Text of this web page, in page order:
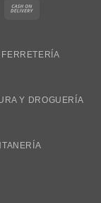
MasterCard
FERRETERÍA
Y DROGUERÍA